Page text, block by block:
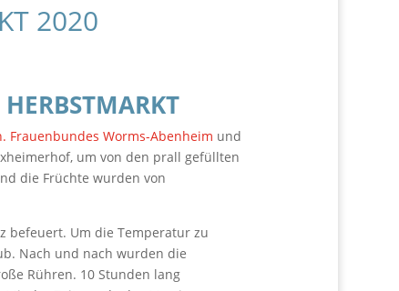
2020
Frauenbundes Worms-Abenheim und
um von den prall gefüllten
die Früchte wurden von
befeuert. Um die Temperatur zu
Nach und nach wurden die
Rühren. 10 Stunden lang